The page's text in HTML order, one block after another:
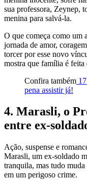
sua professora, Zeynep,
menina para salvá-la.
O que começa como um
jornada de amor,
torcer por esse novo
mostra que família é feita
Confira também
pena assistir já!
4. Marasli, o
entre ex-
Ação, suspense e
Marasli, um ex-soldado
tranquila, mas tudo
em um perigoso crime.